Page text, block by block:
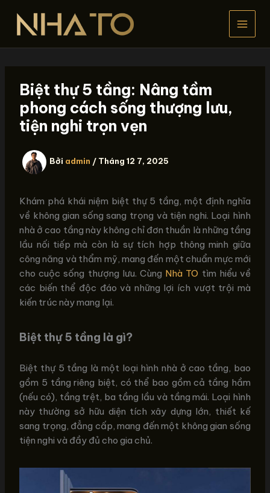
dung
Biệt thự 5 tầng: Nâng tầm
phong cách sống thượng lưu,
tiện nghi trọn vẹn
Bởi admin / Tháng 12 7, 2025
Khám phá khái niệm biệt thự 5 tầng, một định nghĩa
về không gian sống sang trọng và tiện nghi. Loại hình
nhà ở cao tầng này không chỉ đơn thuần là những tầng
lầu nối tiếp mà còn là sự tích hợp thông minh giữa
công năng và thẩm mỹ, mang đến một chuẩn mực mới
cho cuộc sống thượng lưu. Cùng Nhà TO tìm hiểu về
các biến thể độc đáo và những lợi ích vượt trội mà
kiến trúc này mang lại.
Biệt thự 5 tầng là gì?
Biệt thự 5 tầng là một loại hình nhà ở cao tầng, bao
gồm 5 tầng riêng biệt, có thể bao gồm cả tầng hầm
(nếu có), tầng trệt, ba tầng lầu và tầng mái. Loại hình
này thường sở hữu diện tích xây dựng lớn, thiết kế
sang trọng, đẳng cấp, mang đến một không gian sống
tiện nghi và đầy đủ cho gia chủ.